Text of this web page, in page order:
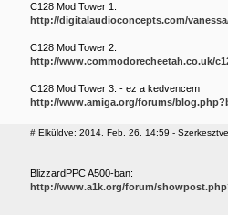
C128 Mod Tower 1.
http://digitalaudioconcepts.com/
C128 Mod Tower 2.
http://www.commodorecheetah.co.uk/
C128 Mod Tower 3. - ez a kedvencem
http://www.amiga.org/forums/
# Elküldve: 2014. Feb. 26. 14:59 -
BlizzardPPC A500-ban:
http://www.a1k.org/forum/